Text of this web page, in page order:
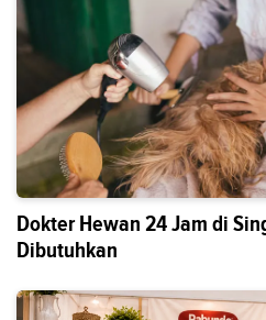
Dokter Hewan 24 Jam di
Dibutuhkan